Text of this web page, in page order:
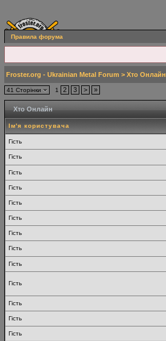
Правила форума
Froster.org - Ukrainian Metal Forum > Хто Онлайн
41 Сторінки 1 2 3 > »
Хто Онлайн
Ім'я користувача
Гість
Гість
Гість
Гість
Гість
Гість
Гість
Гість
Гість
Гість
Гість
Гість
Гість